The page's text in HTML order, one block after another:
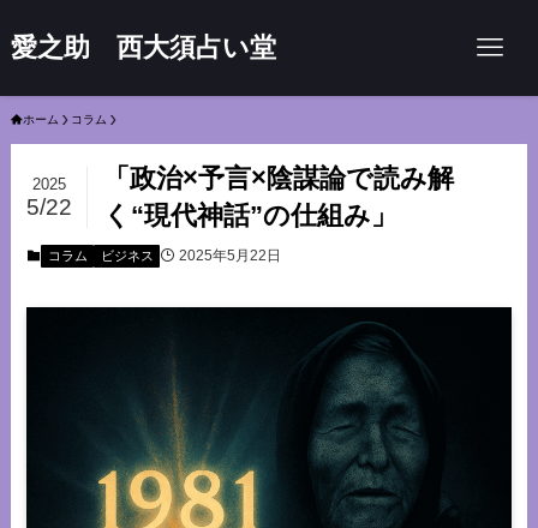
愛之助 西大須占い堂
ホーム コラム
「政治×予言×陰謀論で読み解
く“現代神話”の仕組み」
2025
5/22
コラム ビジネス 2025年5月22日